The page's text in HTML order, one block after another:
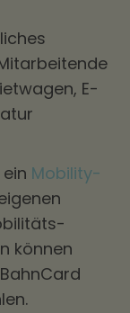
E-
Mobility-
können